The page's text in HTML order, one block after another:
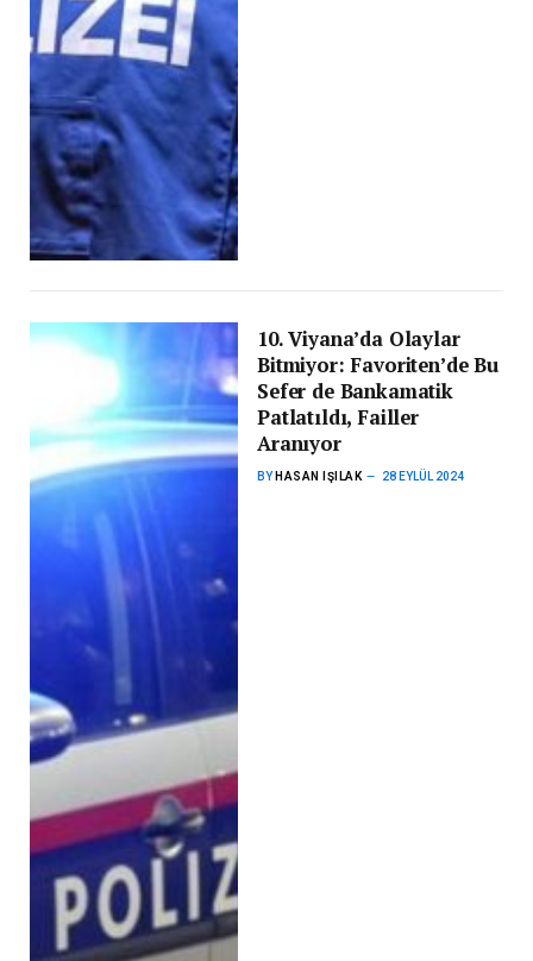
10. Viyana’da Olaylar
Bitmiyor: Favoriten’de Bu
Sefer de Bankamatik
Patlatıldı, Failler
Aranıyor
BY HASAN IŞILAK 28 EYLÜL 2024